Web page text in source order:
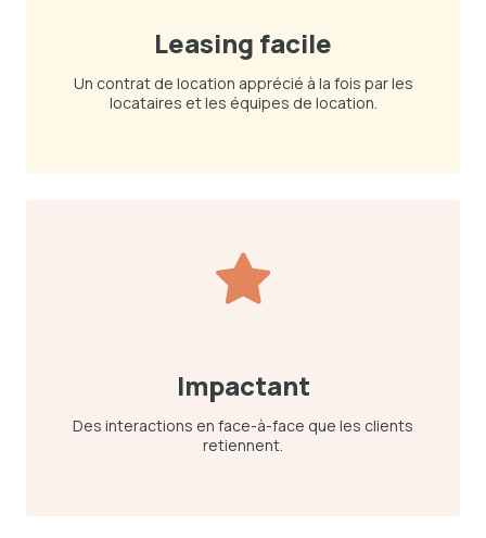
Leasing facile
Un contrat de location apprécié à la fois par les
locataires et les équipes de location.
Impactant
Des interactions en face-à-face que les clients
retiennent.